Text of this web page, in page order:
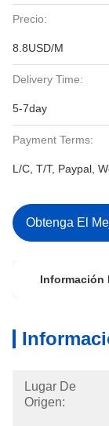
Precio:
8.8USD/M
Delivery Time:
5-7day
Payment Terms:
L/C, T/T, Paypal,
Obtenga El
Información
Lugar De
Origen: